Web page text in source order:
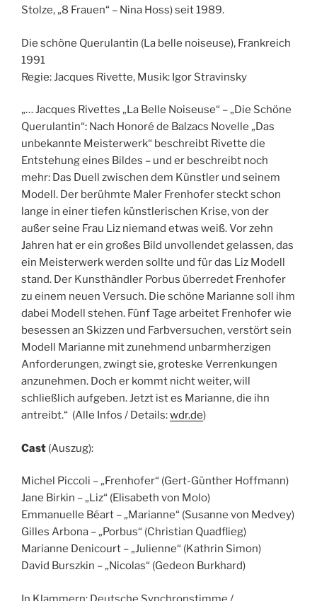
Stolze, „8 Frauen“ – Nina Hoss) seit 1989.
Die schöne Querulantin (La belle noiseuse), Frankreich
1991
Regie: Jacques Rivette, Musik: Igor Stravinsky
„… Jacques Rivettes „La Belle Noiseuse“ – „Die Schöne
Querulantin“: Nach Honoré de Balzacs Novelle „Das
unbekannte Meisterwerk“ beschreibt Rivette die
Entstehung eines Bildes – und er beschreibt noch
mehr: Das Duell zwischen dem Künstler und seinem
Modell. Der berühmte Maler Frenhofer steckt schon
lange in einer tiefen künstlerischen Krise, von der
außer seine Frau Liz niemand etwas weiß. Vor zehn
Jahren hat er ein großes Bild unvollendet gelassen, das
ein Meisterwerk werden sollte und für das Liz Modell
stand. Der Kunsthändler Porbus überredet Frenhofer
zu einem neuen Versuch. Die schöne Marianne soll ihm
dabei Modell stehen. Fünf Tage arbeitet Frenhofer wie
besessen an Skizzen und Farbversuchen, verstört sein
Modell Marianne mit zunehmend unbarmherzigen
Anforderungen, zwingt sie, groteske Verrenkungen
anzunehmen. Doch er kommt nicht weiter, will
schließlich aufgeben. Jetzt ist es Marianne, die ihn
antreibt.“ (Alle Infos / Details:wdr.de)
Cast (Auszug):
Michel Piccoli – „Frenhofer“ (Gert-Günther Hoffmann)
Jane Birkin – „Liz“ (Elisabeth von Molo)
Emmanuelle Béart – „Marianne“ (Susanne von Medvey)
Gilles Arbona – „Porbus“ (Christian Quadflieg)
Marianne Denicourt – „Julienne“ (Kathrin Simon)
David Burszkin – „Nicolas“ (Gedeon Burkhard)